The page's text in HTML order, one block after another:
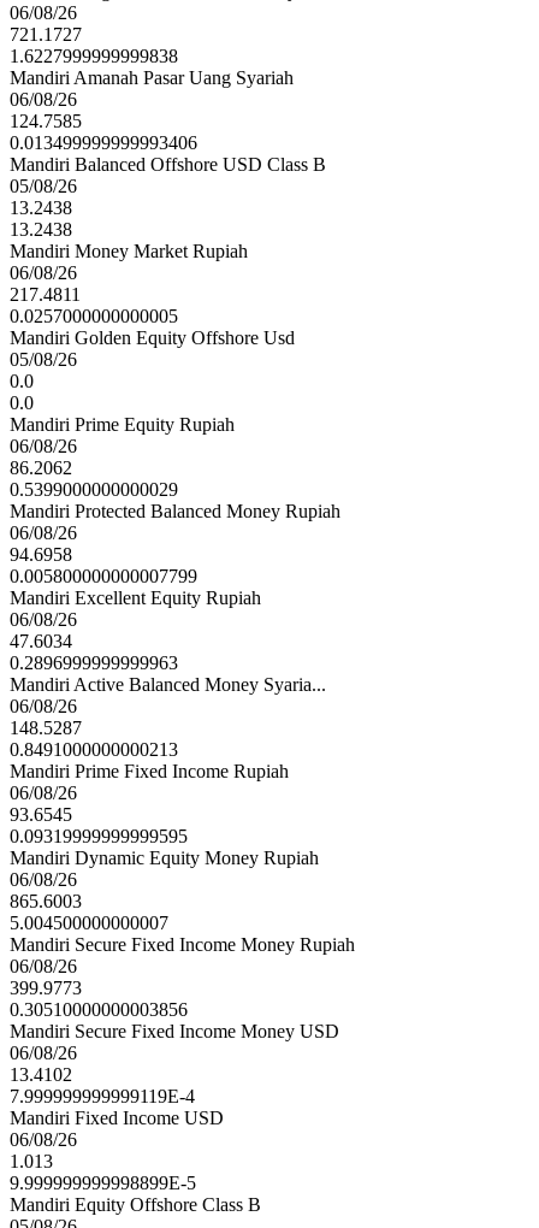
06/08/26
721.1727
1.6227999999999838
Mandiri Amanah Pasar Uang Syariah
06/08/26
124.7585
0.013499999999993406
Mandiri Balanced Offshore USD Class B
05/08/26
13.2438
13.2438
Mandiri Money Market Rupiah
06/08/26
217.4811
0.0257000000000005
Mandiri Golden Equity Offshore Usd
05/08/26
0.0
0.0
Mandiri Prime Equity Rupiah
06/08/26
86.2062
0.5399000000000029
Mandiri Protected Balanced Money Rupiah
06/08/26
94.6958
0.005800000000007799
Mandiri Excellent Equity Rupiah
06/08/26
47.6034
0.2896999999999963
Mandiri Active Balanced Money Syaria...
06/08/26
148.5287
0.8491000000000213
Mandiri Prime Fixed Income Rupiah
06/08/26
93.6545
0.09319999999999595
Mandiri Dynamic Equity Money Rupiah
06/08/26
865.6003
5.004500000000007
Mandiri Secure Fixed Income Money Rupiah
06/08/26
399.9773
0.30510000000003856
Mandiri Secure Fixed Income Money USD
06/08/26
13.4102
7.999999999999119E-4
Mandiri Fixed Income USD
06/08/26
1.013
9.999999999998899E-5
Mandiri Equity Offshore Class B